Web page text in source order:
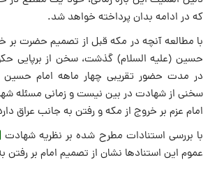
که در ادامه بدان پرداخته خواهد شد.
با مطالعه آنچه در مکه قبل از تصمیم حضرت بر
حسین (علیه السلام) گذشت، سخن از برپایی
در مدت حضور تقریبی چهار ماهه امام حسین
سخنی از شهادت در بین نیست و زمانی مسئله
امام عزم بر خروج از مکه و رفتن به جانب عراق
با بررسی استنادات مطرح شده بر نظریه شهادت
عموم این استنادها نشان از تصمیم امام بر